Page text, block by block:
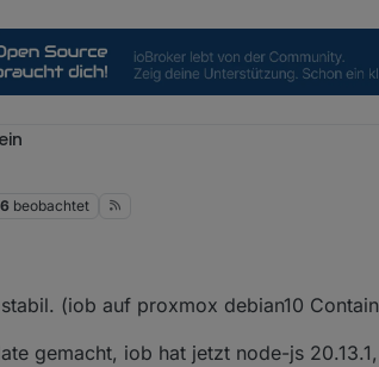
beobachtet
(iob auf proxmox debian10
gemacht, iob hat jetzt node-js